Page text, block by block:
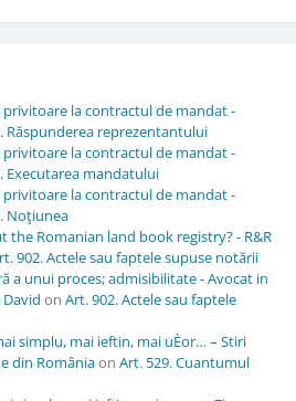
la contractul de mandat -
Răspunderea reprezentantului
la contractul de mandat -
Executarea mandatului
la contractul de mandat -
Noţiunea
Romanian land book registry? - R&R
902. Actele sau faptele supuse notării
a unui proces; admisibilitate - Avocat in
on Art. 902. Actele sau faptele
simplu, mai ieftin, mai uÈor… – Stiri
din Româniaon Art. 529. Cuantumul